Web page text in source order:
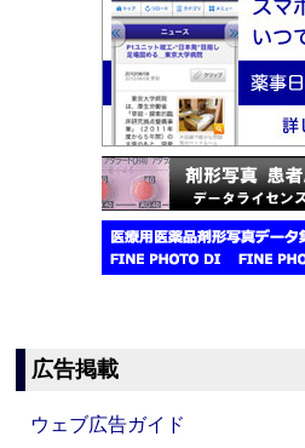
広告掲載
ウェブ広告ガイド